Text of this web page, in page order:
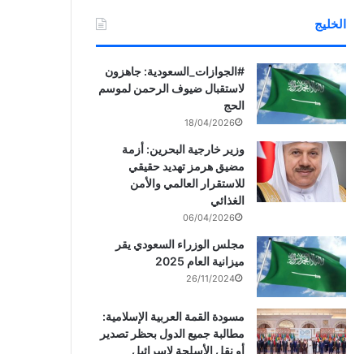
الخليج
‏‎#الجوازات_السعودية: جاهزون
لاستقبال ضيوف الرحمن لموسم
الحج
18/04/2026
وزير خارجية البحرين: أزمة
مضيق هرمز تهديد حقيقي
للاستقرار العالمي والأمن
الغذائي
06/04/2026
مجلس الوزراء السعودي يقر
ميزانية العام 2025
26/11/2024
مسودة القمة العربية الإسلامية:
مطالبة جميع الدول بحظر تصدير
أو نقل الأسلحة لإسرائيل